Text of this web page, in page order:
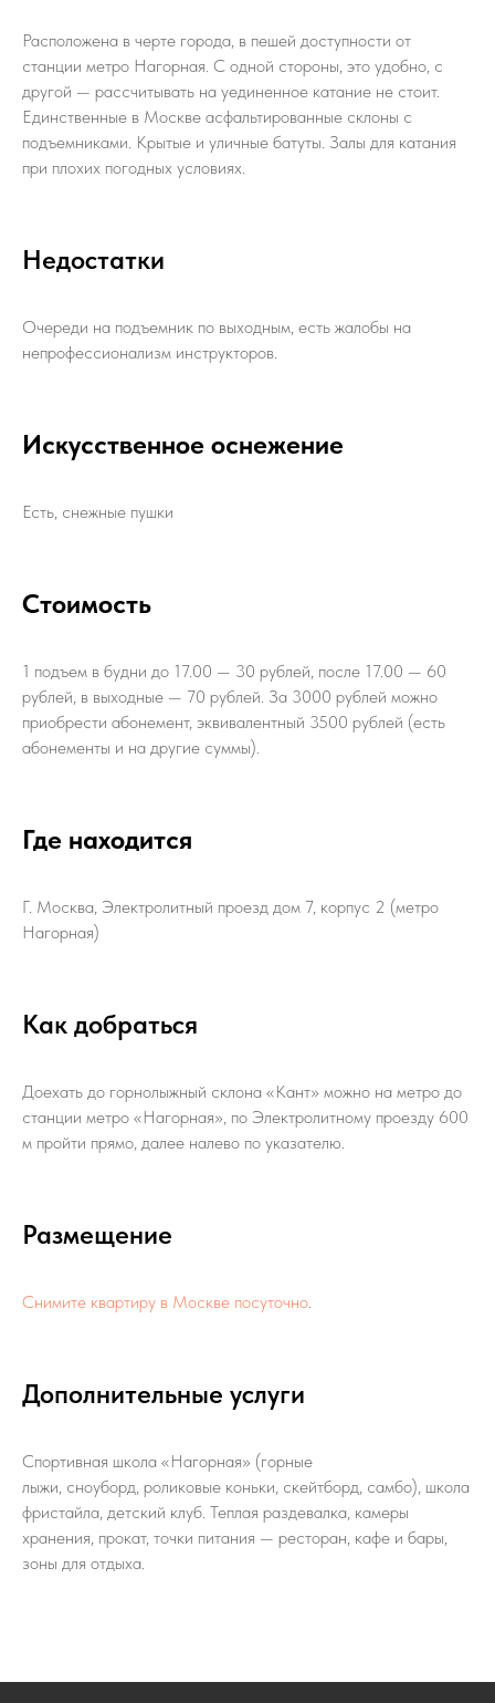
Расположена в черте города, в пешей доступности от
станции метро Нагорная. С одной стороны, это удобно, с
другой — рассчитывать на уединенное катание не стоит.
Единственные в Москве асфальтированные склоны с
подъемниками. Крытые и уличные батуты. Залы для катания
при плохих погодных условиях.
Недостатки
Очереди на подъемник по выходным, есть жалобы на
непрофессионализм инструкторов.
Искусственное оснежение
Есть, снежные пушки
Стоимость
1 подъем в будни до 17.00 — 30 рублей, после 17.00 — 60
рублей, в выходные — 70 рублей. За 3000 рублей можно
приобрести абонемент, эквивалентный 3500 рублей (есть
абонементы и на другие суммы).
Где находится
Г. Москва, Электролитный проезд дом 7, корпус 2 (метро
Нагорная)
Как добраться
Доехать до горнолыжный склона «Кант» можно на метро до
станции метро «Нагорная», по Электролитному проезду 600
м пройти прямо, далее налево по указателю.
Размещение
Снимите квартиру в Москве посуточно.
Дополнительные услуги
Спортивная школа «Нагорная» (горные
лыжи, сноуборд, роликовые коньки, скейтборд, самбо), школа
фристайла, детский клуб. Теплая раздевалка, камеры
хранения, прокат, точки питания — ресторан, кафе и бары,
зоны для отдыха.